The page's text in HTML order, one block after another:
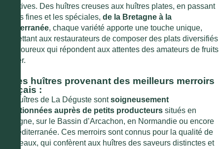
gustatives. Des huîtres creuses aux huîtres plates, en passant
par les fines et les spéciales, de la Bretagne à la
Méditerranée, chaque variété apporte une touche unique,
permettant aux restaurateurs de composer des plats diversifiés
et savoureux qui répondent aux attentes des amateurs de fruits
de mer.
2. Des huîtres provenant des meilleurs merroirs
français :
Les huîtres de La Déguste sontsoigneusement
sélectionnées auprès de petits producteurs situés en
Bretagne, sur le Bassin d’Arcachon, en Normandie ou encore
en Méditerranée. Ces merroirs sont connus pour la qualité de
leurs eaux, qui confèrent aux huîtres des saveurs distinctes et